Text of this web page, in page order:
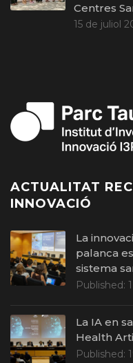
Centres
15 de juliol
ACTUALITAT
INNOVACIÓ
La
palanca
sistema
Published:
La IA en
Health
Published: